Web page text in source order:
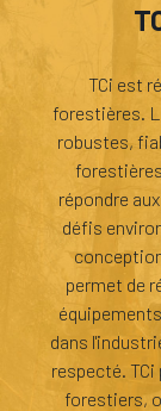
TCi est
forestières.
robustes,
répondre
défis
permet de
dans
respecté.
forestiers,